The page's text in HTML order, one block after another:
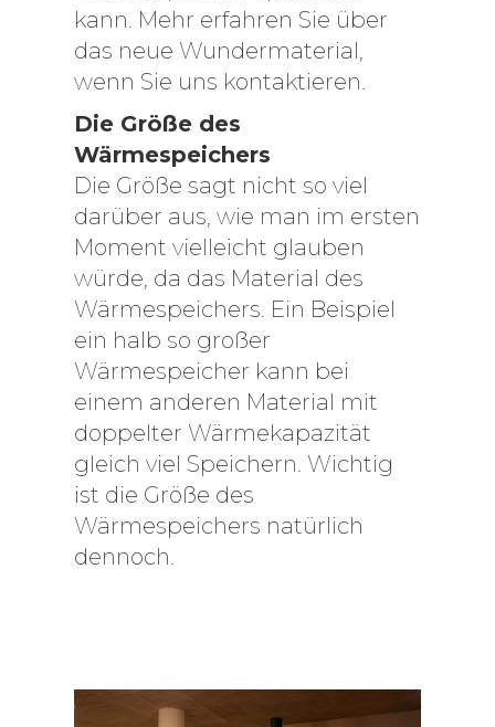
kann. Mehr erfahren Sie über
das neue Wundermaterial,
wenn Sie uns kontaktieren.
Die Größe des
Wärmespeichers
Die Größe sagt nicht so viel
darüber aus, wie man im ersten
Moment vielleicht glauben
würde, da das Material des
Wärmespeichers. Ein Beispiel
ein halb so großer
Wärmespeicher kann bei
einem anderen Material mit
doppelter Wärmekapazität
gleich viel Speichern. Wichtig
ist die Größe des
Wärmespeichers natürlich
dennoch.